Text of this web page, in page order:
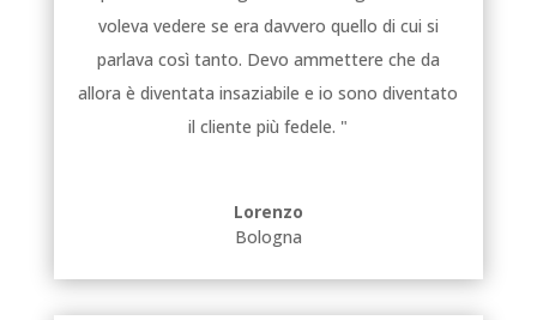
voleva vedere se era davvero quello di cui si
parlava così tanto. Devo ammettere che da
allora è diventata insaziabile e io sono diventato
il cliente più fedele. "
Lorenzo
Bologna